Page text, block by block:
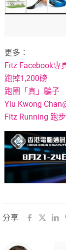
更多：
Fitz Facebook專
跑掉1,200磅
跑圈「真」騙子
Yiu Kwong
Fitz Running 跑步
分享